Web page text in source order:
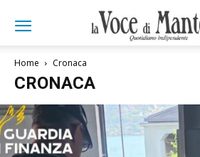
Home Cronaca
CRONACA